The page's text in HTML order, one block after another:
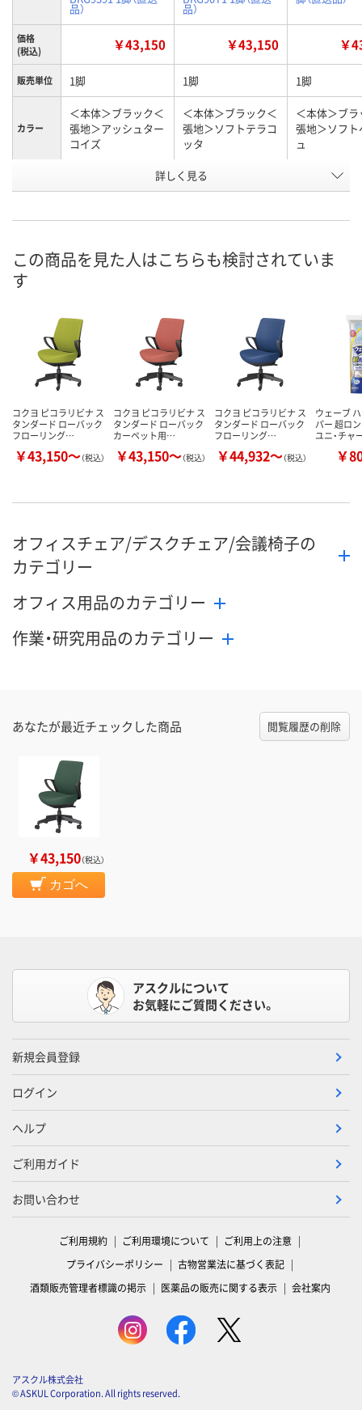
品） 品）
価格
(税込)
￥43,150 ￥43,150 ￥
販売単位 1脚 1脚 1脚
カラー
＜本体＞ブラック＜
張地＞アッシュター
コイズ
＜本体＞ブラック＜
張地＞ソフトテラコ
ッタ
＜本体＞ブ
張地＞ソフト
ュ
AJE7963 AJE7971
9月17日（木）まで
カゴへ カ
詳しく見る
この商品を見た人はこちらも検討されていま
す
コクヨ ピコラリビナ ス
タンダード ローバック
フローリング…
￥43,150～（税込）
コクヨ ピコラリビナ ス
タンダード ローバック
カーペット用…
￥43,150～（税込）
コクヨ ピコラリビナ ス
タンダード ローバック
フローリング…
￥44,932～（税込）
ウェーブ
パー 超ロ
ユニ・チャ
￥
オフィスチェア/デスクチェア/会議椅子の
カテゴリー
オフィス用品のカテゴリー
作業・研究用品のカテゴリー
あなたが最近チェックした商品 閲覧履歴の削除
￥43,150（税込）
カゴへ
アスクルについて
お気軽にご質問ください。
新規会員登録
ログイン
ヘルプ
ご利用ガイド
お問い合わせ
ご利用規約 ご利用環境について
ご利用上の注意
プライバシーポリシー
古物営業法に基づく表記
酒類販売管理者標識の掲示
医薬品の販売に関する表示 会社案内
アスクル株式会社
© ASKUL Corporation. All rights reserved.